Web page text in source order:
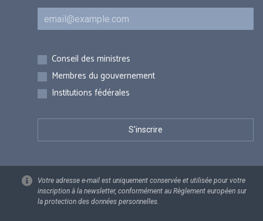
Courriel
Inscriptions
Conseil des ministres
Membres du gouvernement
Institutions fédérales
Votre adresse e-mail est uniquement conservée et utilisée pour votre
inscription à la newsletter, conformément au Règlement européen sur
la protection des données personnelles.